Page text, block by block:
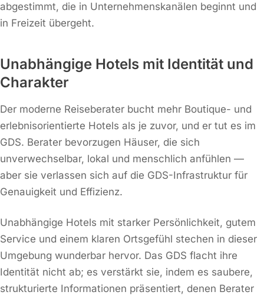
abgestimmt, die in Unternehmenskanälen beginnt und
in Freizeit übergeht.
Unabhängige Hotels mit Identität und
Charakter
Der moderne Reiseberater bucht mehr Boutique- und
erlebnisorientierte Hotels als je zuvor, und er tut es im
GDS. Berater bevorzugen Häuser, die sich
unverwechselbar, lokal und menschlich anfühlen —
aber sie verlassen sich auf die GDS-Infrastruktur für
Genauigkeit und Effizienz.
Unabhängige Hotels mit starker Persönlichkeit, gutem
Service und einem klaren Ortsgefühl stechen in dieser
Umgebung wunderbar hervor. Das GDS flacht ihre
Identität nicht ab; es verstärkt sie, indem es saubere,
strukturierte Informationen präsentiert, denen Berater